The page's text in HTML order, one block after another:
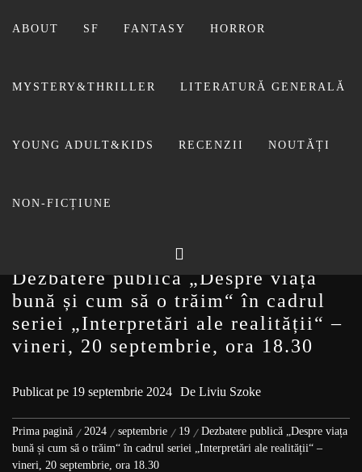
ABOUT SF FANTASY HORROR
MYSTERY&THRILLER LITERATURĂ GENERALĂ
YOUNG ADULT&KIDS RECENZII NOUTĂȚI
NON-FICȚIUNE
BIBLIOTECA LUI
Dezbatere publică „Despre viața
bună și cum să o trăim“ în cadrul
seriei „Interpretări ale realității“ –
vineri, 20 septembrie, ora 18.30
Publicat pe 19 septembrie 2024 De Liviu Szoke
Prima pagină 2024 septembrie 19
Dezbatere publică „Despre viața
bună și cum să o trăim“ în cadrul seriei „Interpretări ale realității“ –
vineri, 20 septembrie, ora 18.30